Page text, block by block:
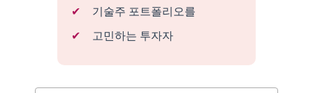
기술주 포트폴리오를
고민하는 투자자